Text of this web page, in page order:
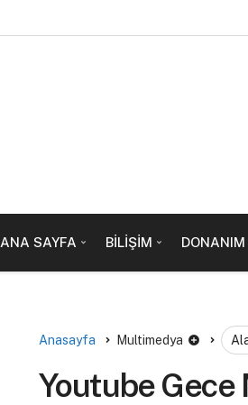
ANA SAYFA BILIŞIM DONANIM
Anasayfa Multimedya
Youtube Gece